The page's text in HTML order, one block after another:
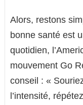
Alors, restons
bonne santé est
quotidien,
mouvement Go
conseil : «
l’intensité,